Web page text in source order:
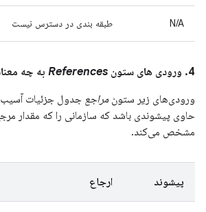
N/A طبقه بندی در دسترس نیست
4. ورودی های ستون References به چه
ورودی‌های زیر ستون مراجع جدول جزئیات
حاوی پیشوندی باشد که سازمانی را که مقدار
مشخص می‌کند.
پیشوند ارجاع